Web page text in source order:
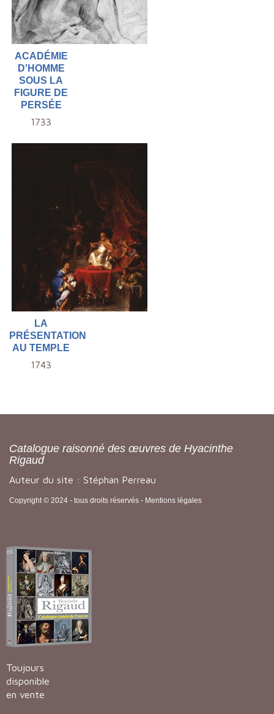
ACADÉMIE
D'HOMME
SOUS LA
FIGURE DE
PERSÉE
1733
LA
PRÉSENTATION
AU TEMPLE
1743
Catalogue raisonné des œuvres de Hyacinthe
Rigaud
Auteur du site : Stéphan Perreau
Copyright © 2024 - tous droits réservés - Mentions légales
Toujours
disponible
en vente